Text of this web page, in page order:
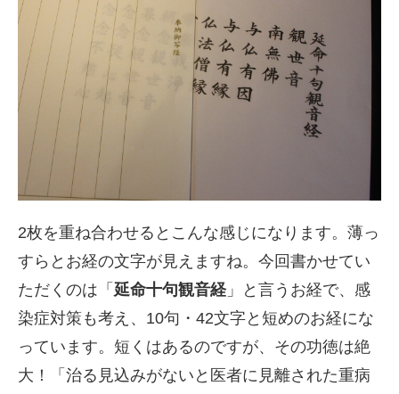
2枚を重ね合わせるとこんな感じになります。薄っ
すらとお経の文字が見えますね。今回書かせてい
ただくのは「 延命十句観音経 」と言うお経で、感
染症対策も考え、10句・42文字と短めのお経にな
っています。短くはあるのですが、その功徳は絶
大！「治る見込みがないと医者に見離された重病